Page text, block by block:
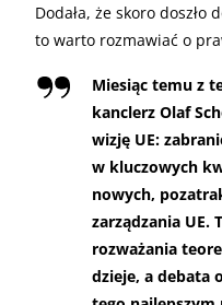
Dodała, że skoro
to warto rozmawiać o
Miesiąc temu z
kanclerz Olaf
wizję UE:
w kluczowych
nowych,
zarządzania UE.
rozważania
dzieje, a debata